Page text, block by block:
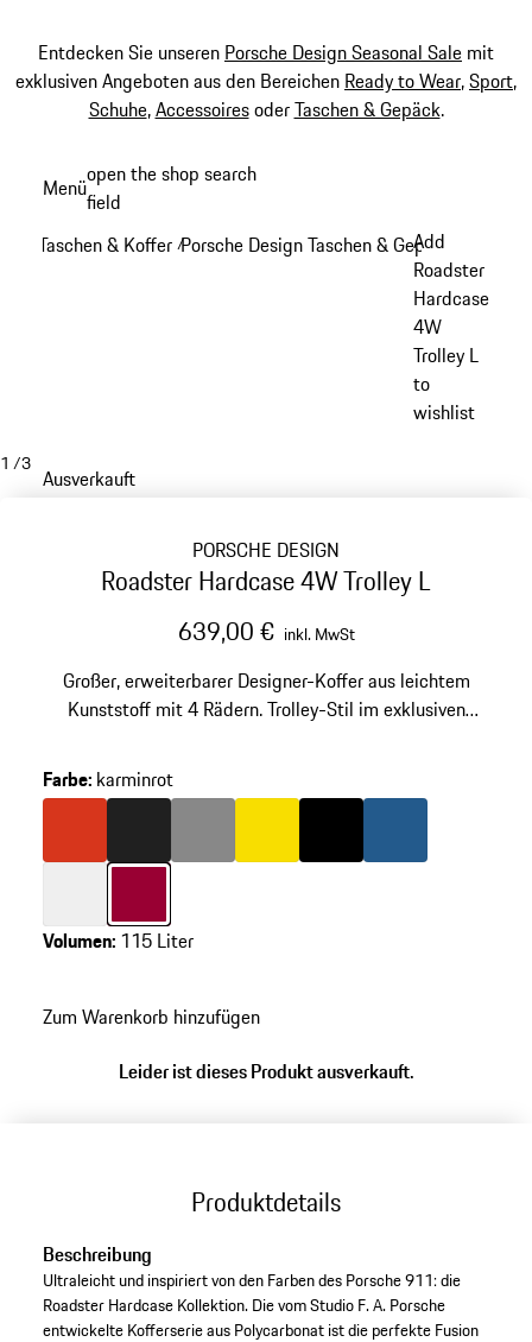
Entdecken Sie unseren Porsche Design Seasonal Sale mit
exklusiven Angeboten aus den Bereichen Ready to Wear,Sport,
Schuhe,AccessoiresoderTaschen & Gepäck.
Hauptinhalt
Menüopen the shop search
field
Taschen & Koffer /Porsche Design Taschen & Gepäck
Add
Roadster
Hardcase
4W
Trolley L
to
wishlist
1 /3
Ausverkauft
PORSCHE DESIGN
Roadster Hardcase 4W Trolley L
639,00 € inkl. MwSt
Großer, erweiterbarer Designer-Koffer aus leichtem
Kunststoff mit 4 Rädern. Trolley-Stil im exklusiven
Farbe: karminrotVarianten
überspringen
lavaorange
Farbemattschwarz
Farbe
Farbeweiß
Farbe karminrot
Varianten
Volumen: 115 Liter
Zum Warenkorb hinzufügen
Leider ist dieses Produkt ausverkauft.
Produktdetails
Beschreibung
Ultraleicht und inspiriert von den Farben des Porsche 911: die
Roadster Hardcase Kollektion. Die vom Studio F. A. Porsche
entwickelte Kofferserie aus Polycarbonat ist die perfekte Fusion